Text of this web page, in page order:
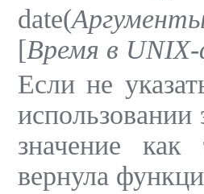
date(
[Время в
Если не
значение
вернула